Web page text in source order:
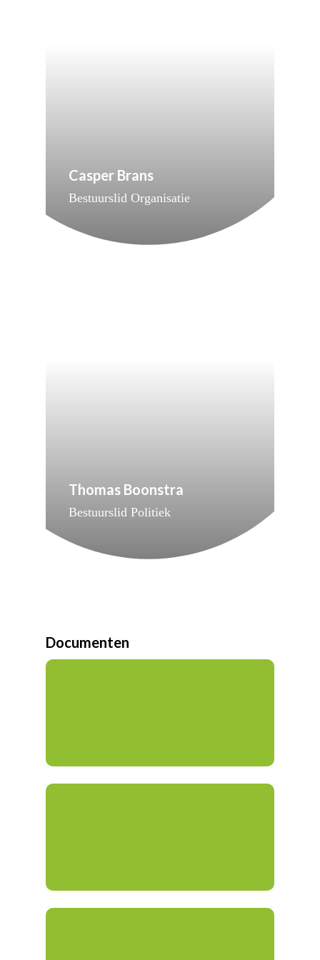
Casper Brans
Bestuurslid Organisatie
Thomas Boonstra
Bestuurslid Politiek
Documenten